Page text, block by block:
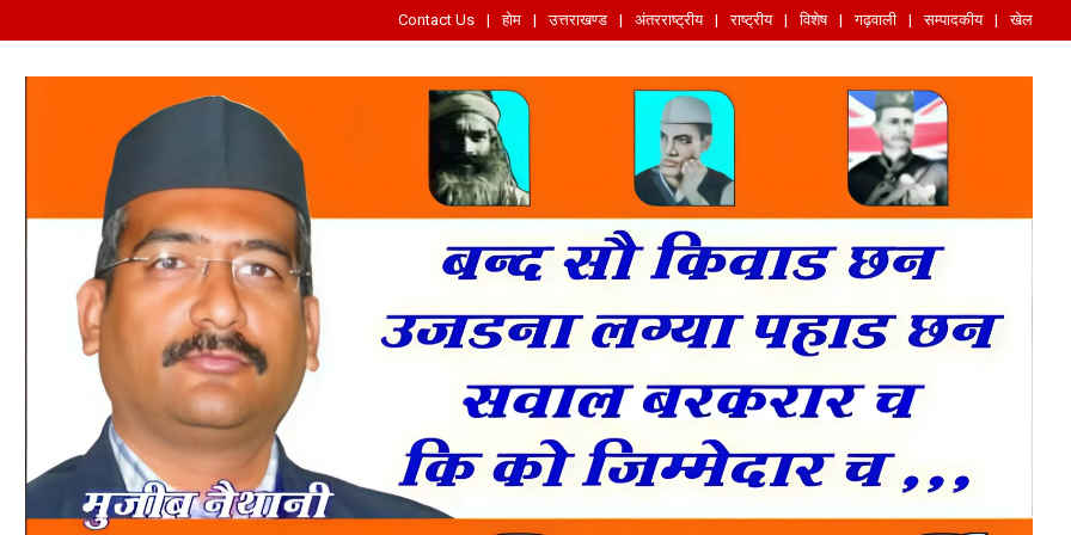
Contact Us होम उत्तराखण्ड अंतरराष्ट्रीय राष्ट्रीय विशेष गढ़वाली सम्पादकीय खेल